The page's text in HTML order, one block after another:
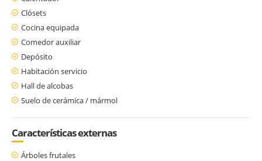
Clósets
Cocina equipada
Comedor auxiliar
Depósito
Habitación servicio
Hall de alcobas
Suelo de cerámica / mármol
Características externas
Árboles frutales